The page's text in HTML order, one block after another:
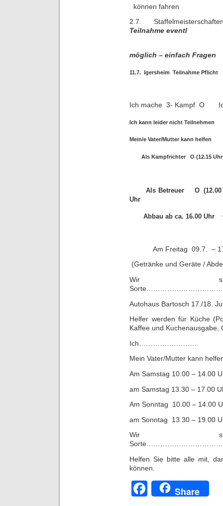
können fahren
2.7.
Teilnahme eventl
möglich – einfach Fragen
11.7. Igersheim Teilnahme
Ich mache 3- Kampf O
Ich kann leider nicht Teilnehmen
Mein/e Vater/Mutter kann
Als Kampfrichter O (12.15
Als Betreuer O
Uhr
Abbau ab ca. 16.00 Uhr
Am Freitag 09.7. –
(Getränke und Geräte /
Wir
Autohaus Bartosch 17./18.
Helfer werden für Küche
Kaffee und Kuchenausgabe,
Ich…………………….
Mein Vater/Mutter kann
Am Samstag 10.00 –
am Samstag 13.30 –
Am Sonntag 10.00 –
am Sonntag 13.30 –
Wir
Helfen Sie bitte alle mit,
können.
Facebook
Share